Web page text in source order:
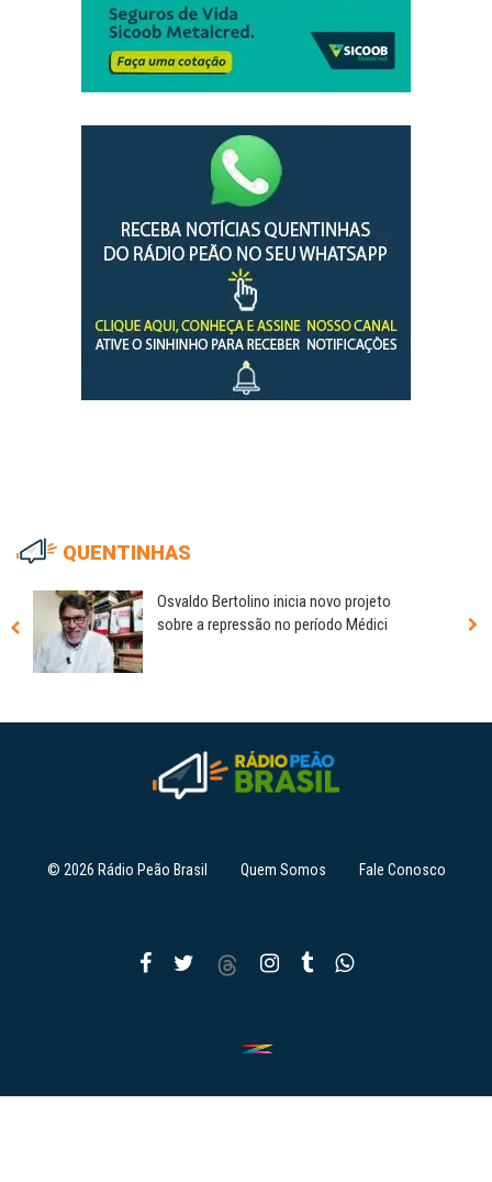
QUENTINHAS
Osvaldo Bertolino inicia novo projeto
sobre a repressão no período Médici
© 2026 Rádio Peão Brasil Quem Somos Fale Conosco